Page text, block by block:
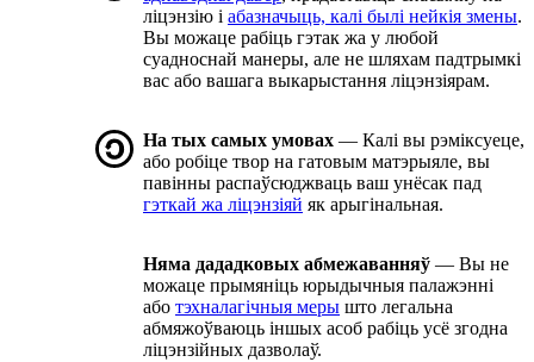
ліцэнзію і абазначыць, калі былі нейкія змены.
Вы можаце рабіць гэтак жа у любой
суадноснай манеры, але не шляхам падтрымкі
вас або вашага выкарыстання ліцэнзіярам.
На тых самых умовах — Калі вы рэміксуеце,
або робіце твор на гатовым матэрыяле, вы
павінны распаўсюджваць ваш унёсак пад
гэткай жа ліцэнзіяй як арыгінальная.
Няма дададковых абмежаванняў — Вы не
можаце прымяніць юрыдычныя палажэнні
або тэхналагічныя меры што легальна
абмяжоўваюць іншых асоб рабіць усё згодна
ліцэнзійных дазволаў.